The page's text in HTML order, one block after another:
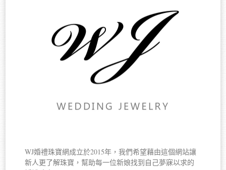
WJ婚禮珠寶網成立於2015年，我們希望藉由這個網站讓
新人更了解珠寶，幫助每一位新娘找到自己夢寐以求的